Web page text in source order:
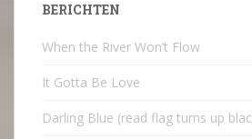
BERICHTEN
When the River Won’t Flow
It Gotta Be Love
Darling Blue (read flag turns up